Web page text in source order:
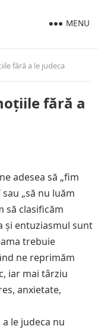
MENU
fără a le judeca
fără a
adesea să „fim
„să nu luăm
să clasificăm
și entuziasmul sunt
trebuie
ne reprimăm
iar mai târziu
anxietate,
le judeca nu